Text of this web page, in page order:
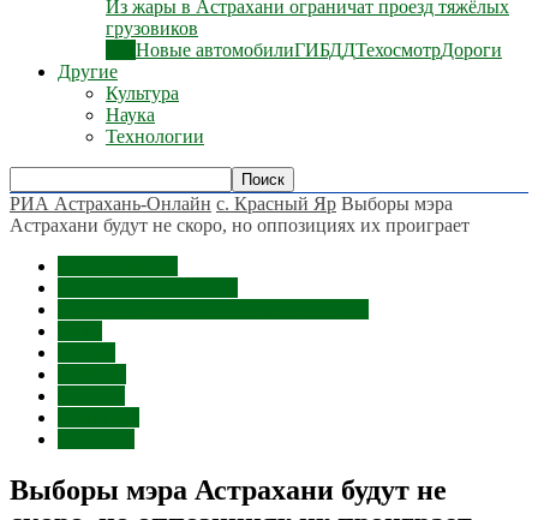
Из жары в Астрахани ограничат проезд тяжёлых
грузовиков
Новые автомобилиГИБДДТехосмотрДороги
Другие
Культура
Наука
Технологии
РИА Астрахань-Онлайн с. Красный Яр Выборы мэра
Астрахани будут не скоро, но оппозициях их проиграет
Выборы мэра Астрахани будут не